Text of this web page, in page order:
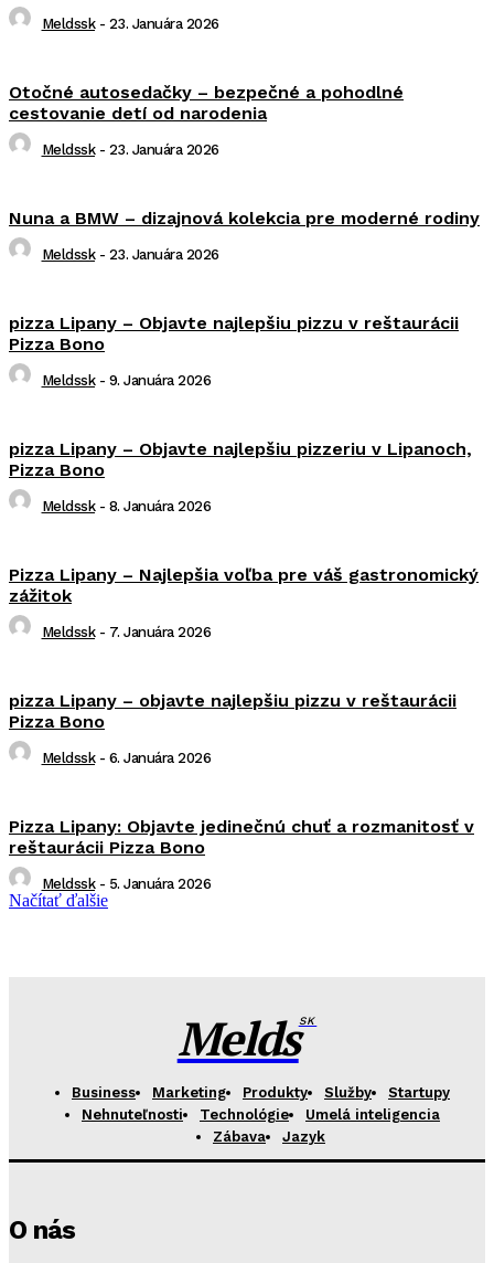
Meldssk - 23. Januára 2026
Otočné autosedačky – bezpečné a pohodlné
cestovanie detí od narodenia
Meldssk - 23. Januára 2026
Nuna a BMW – dizajnová kolekcia pre moderné rodiny
Meldssk - 23. Januára 2026
pizza Lipany – Objavte najlepšiu pizzu v reštaurácii
Pizza Bono
Meldssk - 9. Januára 2026
pizza Lipany – Objavte najlepšiu pizzeriu v Lipanoch,
Pizza Bono
Meldssk - 8. Januára 2026
Pizza Lipany – Najlepšia voľba pre váš gastronomický
zážitok
Meldssk - 7. Januára 2026
pizza Lipany – objavte najlepšiu pizzu v reštaurácii
Pizza Bono
Meldssk - 6. Januára 2026
Pizza Lipany: Objavte jedinečnú chuť a rozmanitosť v
reštaurácii Pizza Bono
Meldssk - 5. Januára 2026
Načítať ďalšie
MeldsSK
Business Marketing Produkty Služby
Startupy
Nehnuteľnosti
Technológie
Umelá inteligencia
Zábava
Jazyk
O nás